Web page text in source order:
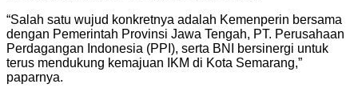
“Salah satu wujud konkretnya adalah Kemenperin bersama
dengan Pemerintah Provinsi Jawa Tengah, PT. Perusahaan
Perdagangan Indonesia (PPI), serta BNI bersinergi untuk
terus mendukung kemajuan IKM di Kota Semarang,”
paparnya.